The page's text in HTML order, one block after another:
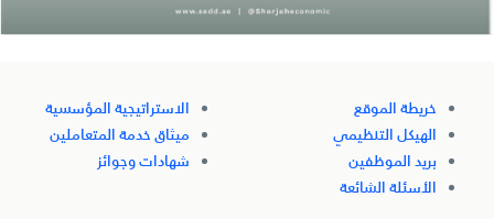
خريطة الموقع
الهيكل التنظيمي
بريد الموظفين
الأسئلة الشائعة
الاستراتيجية المؤسسية
ميثاق خدمة المتعاملين
شهادات وجوائز